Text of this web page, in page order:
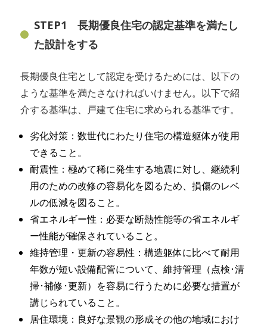
STEP1 長期優良住宅の認定基準を満たし
た設計をする
長期優良住宅として認定を受けるためには、以下の
ような基準を満たさなければいけません。以下で紹
介する基準は、戸建て住宅に求められる基準です。
劣化対策：数世代にわたり住宅の構造躯体が使用
できること。
耐震性：極めて稀に発生する地震に対し、継続利
用のための改修の容易化を図るため、損傷のレベ
ルの低減を図ること。
省エネルギー性：必要な断熱性能等の省エネルギ
ー性能が確保されていること。
維持管理・更新の容易性：構造躯体に比べて耐用
年数が短い設備配管について、維持管理（点検･清
掃･補修･更新）を容易に行うために必要な措置が
講じられていること。
居住環境：良好な景観の形成その他の地域におけ